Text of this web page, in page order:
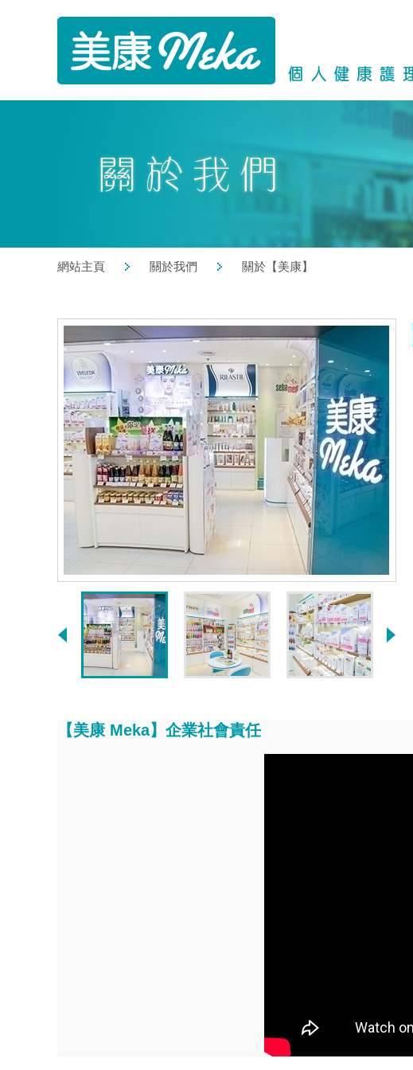
網站主頁 關於我們 關於【美康】
【美康 Meka】企業社會責任